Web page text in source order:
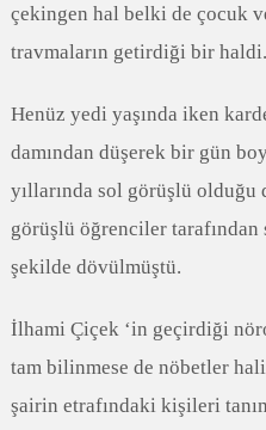
çekingen hal belki de çocuk
travmaların getirdiği bir haldi.
Henüz yedi yaşında iken
damından düşerek bir gün
yıllarında sol görüşlü
görüşlü öğrenciler tarafından
şekilde dövülmüştü.
İlhami Çiçek ‘in geçirdiği
tam bilinmese de nöbetler
şairin etrafındaki kişileri